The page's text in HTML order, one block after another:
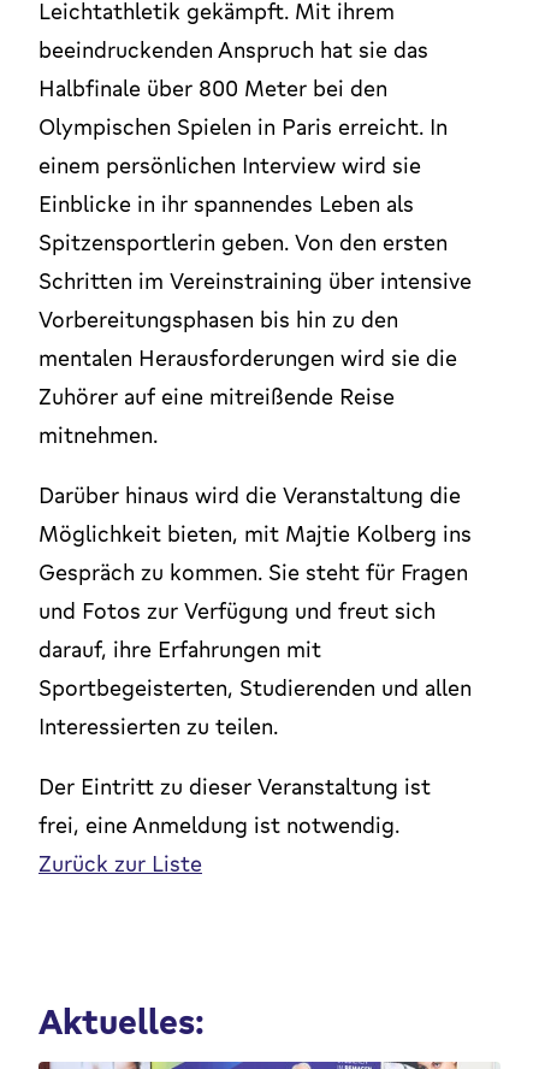
Leichtathletik gekämpft. Mit ihrem
beeindruckenden Anspruch hat sie das
Halbfinale über 800 Meter bei den
Olympischen Spielen in Paris erreicht. In
einem persönlichen Interview wird sie
Einblicke in ihr spannendes Leben als
Spitzensportlerin geben. Von den ersten
Schritten im Vereinstraining über intensive
Vorbereitungsphasen bis hin zu den
mentalen Herausforderungen wird sie die
Zuhörer auf eine mitreißende Reise
mitnehmen.
Darüber hinaus wird die Veranstaltung die
Möglichkeit bieten, mit Majtie Kolberg ins
Gespräch zu kommen. Sie steht für Fragen
und Fotos zur Verfügung und freut sich
darauf, ihre Erfahrungen mit
Sportbegeisterten, Studierenden und allen
Interessierten zu teilen.
Der Eintritt zu dieser Veranstaltung ist
frei, eine Anmeldung ist notwendig.
Zurück zur Liste
Aktuelles: